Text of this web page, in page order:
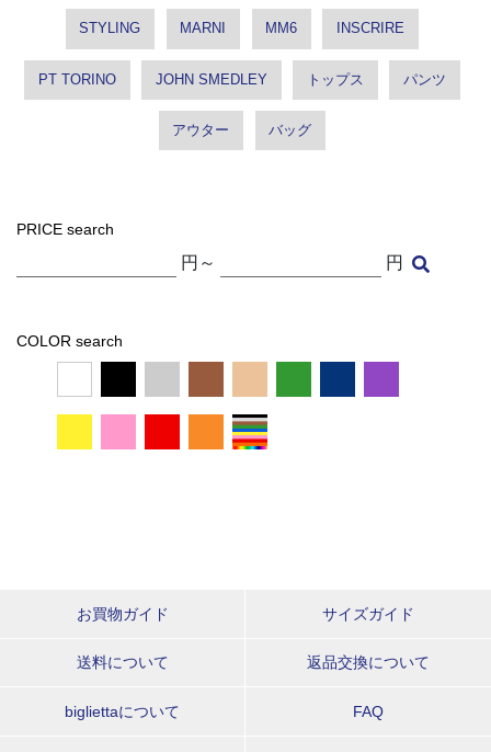
STYLING MARNI MM6 INSCRIRE
PT TORINO JOHN SMEDLEY トップス パンツ
アウター バッグ
PRICE search
円～ 円
COLOR search
お買物ガイド サイズガイド
送料について 返品交換について
bigliettaについて FAQ